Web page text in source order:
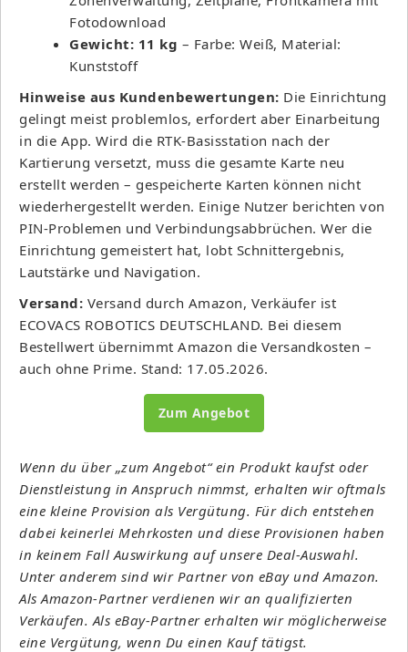
Fotodownload
Gewicht: 11 kg – Farbe: Weiß, Material:
Kunststoff
Hinweise aus Kundenbewertungen: Die Einrichtung
gelingt meist problemlos, erfordert aber Einarbeitung
in die App. Wird die RTK-Basisstation nach der
Kartierung versetzt, muss die gesamte Karte neu
erstellt werden – gespeicherte Karten können nicht
wiederhergestellt werden. Einige Nutzer berichten von
PIN-Problemen und Verbindungsabbrüchen. Wer die
Einrichtung gemeistert hat, lobt Schnittergebnis,
Lautstärke und Navigation.
Versand: Versand durch Amazon, Verkäufer ist
ECOVACS ROBOTICS DEUTSCHLAND. Bei diesem
Bestellwert übernimmt Amazon die Versandkosten –
auch ohne Prime. Stand: 17.05.2026.
Zum Angebot
Wenn du über „zum Angebot“ ein Produkt kaufst oder
Dienstleistung in Anspruch nimmst, erhalten wir oftmals
eine kleine Provision als Vergütung. Für dich entstehen
dabei keinerlei Mehrkosten und diese Provisionen haben
in keinem Fall Auswirkung auf unsere Deal-Auswahl.
Unter anderem sind wir Partner von eBay und Amazon.
Als Amazon-Partner verdienen wir an qualifizierten
Verkäufen. Als eBay-Partner erhalten wir möglicherweise
eine Vergütung, wenn Du einen Kauf tätigst.